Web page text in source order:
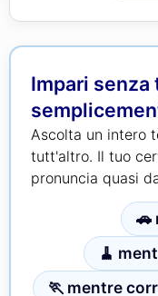
Impari senza
Ascolta un intero
tutt'altro. Il tuo
pronuncia quasi
🚗
🧹
🏃 mentre